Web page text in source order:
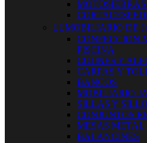
 MOBILIARIO DE
CONFECCION
PISCINA
COJINES Y
CARPAS Y
BANCOS
MOBILIARIO
SILLAS Y
CONJUNTOS
MESAS METAL
BALANCINES